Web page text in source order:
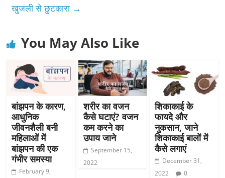
खुजली से छुटकारा →
You May Also Like
बांझपन के कारण,
आधुनिक
जीवनशैली बनी
महिलाओं में
बांझपन की एक
गंभीर समस्या
February 9,
शरीर का वजन
कैसे घटाएं? वजन
कम करने का
उपाय जाने
September 15,
2022
शिकाकाई के
फायदे और
नुकसान, जाने
शिकाकाई बालों में
कैसे लगाएं
December 31,
2022
0